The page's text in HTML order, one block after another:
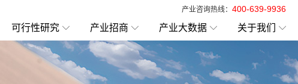
产业咨询热线： 400-639-9936
可行性研究 产业招商 产业大数据 关于我们